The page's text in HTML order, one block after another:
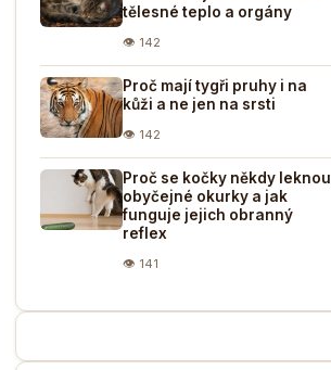
tělesné teplo a orgány
👁 142
Proč mají tygři pruhy i na
kůži a ne jen na srsti
👁 142
Proč se kočky někdy leknou
obyčejné okurky a jak
funguje jejich obranný
reflex
👁 141